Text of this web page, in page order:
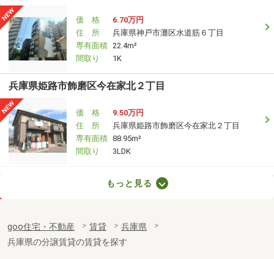
価 格
6.70万円
住 所
兵庫県神戸市灘区水道筋６丁目
専有面積 22.4m²
間取り
1K
兵庫県姫路市飾磨区今在家北２丁目
価 格
9.50万円
住 所
兵庫県姫路市飾磨区今在家北２丁目
専有面積 88.95m²
間取り
3LDK
兵庫県尼崎市大庄中通１丁目
専有面積
27.78m²
間取り
ワンルーム
もっと見る
goo住宅・不動産 賃貸
兵庫県
兵庫県の分譲賃貸の賃貸を探す